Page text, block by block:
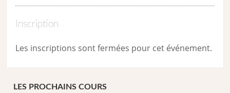
Inscription
Les inscriptions sont fermées pour cet événement.
LES PROCHAINS COURS